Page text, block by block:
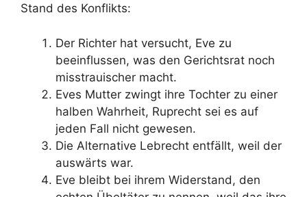
Stand des Konflikts:
Der Richter hat versucht, Eve zu
beeinflussen, was den Gerichtsrat noch
misstrauischer macht.
Eves Mutter zwingt ihre Tochter zu einer
halben Wahrheit, Ruprecht sei es auf
jeden Fall nicht gewesen.
Die Alternative Lebrecht entfällt, weil der
auswärts war.
Eve bleibt bei ihrem Widerstand, den